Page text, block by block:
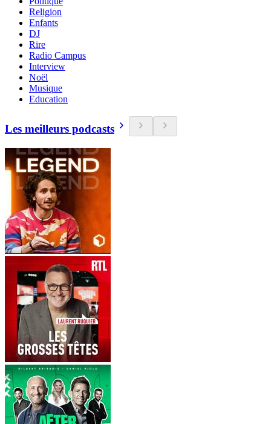
Religion
Enfants
DJ
Rire
Radio Campus
Interview
Noël
Musique
Education
Les meilleurs podcasts